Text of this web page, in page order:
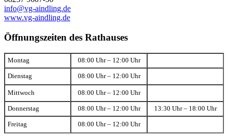
info@vg-aindling.de
www.vg-aindling.de
Öffnungszeiten des Rathauses
Montag 08:00 Uhr – 12:00 Uhr
Dienstag 08:00 Uhr – 12:00 Uhr
Mittwoch 08:00 Uhr – 12:00 Uhr
Donnerstag 08:00 Uhr – 12:00 Uhr 13:30 Uhr – 18:00 Uhr
Freitag 08:00 Uhr – 12:00 Uhr